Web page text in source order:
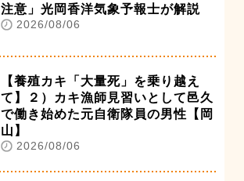
注意」光岡香洋気象予報士が解説
2026/08/06
【養殖カキ「大量死」を乗り越え
て】２）カキ漁師見習いとして邑久
で働き始めた元自衛隊員の男性【岡
山】
2026/08/06